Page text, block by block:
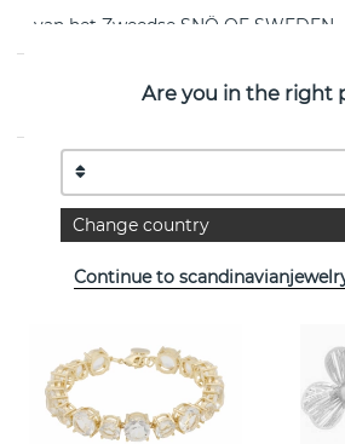
van het Zweedse SNÖ OF SWEDEN
EIGENSCHAPPEN
Bekijk meer
Are you in the right
Change country
Continue to